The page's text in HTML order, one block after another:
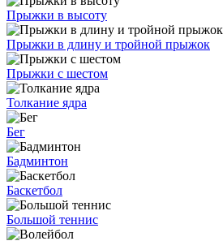
Прыжки в высоту
Прыжки в длину и тройной прыжок
Прыжки с шестом
Толкание ядра
Бег
Бадминтон
Баскетбол
Большой теннис